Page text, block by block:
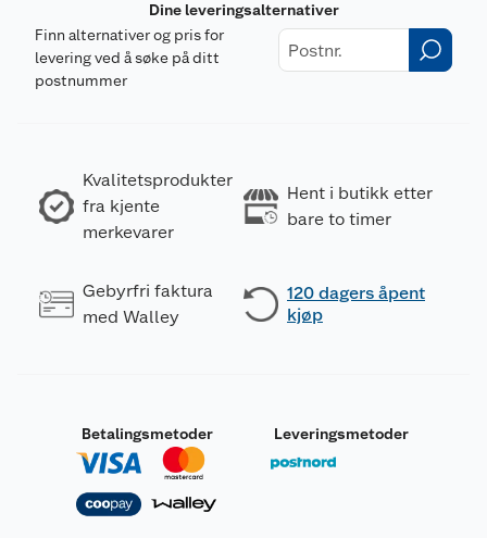
Dine leveringsalternativer
Finn alternativer og pris for
levering ved å søke på ditt
postnummer
Kvalitetsprodukter
fra kjente
merkevarer
Hent i butikk etter
bare to timer
Gebyrfri faktura
med Walley
120 dagers åpent
kjøp
Betalingsmetoder Leveringsmetoder